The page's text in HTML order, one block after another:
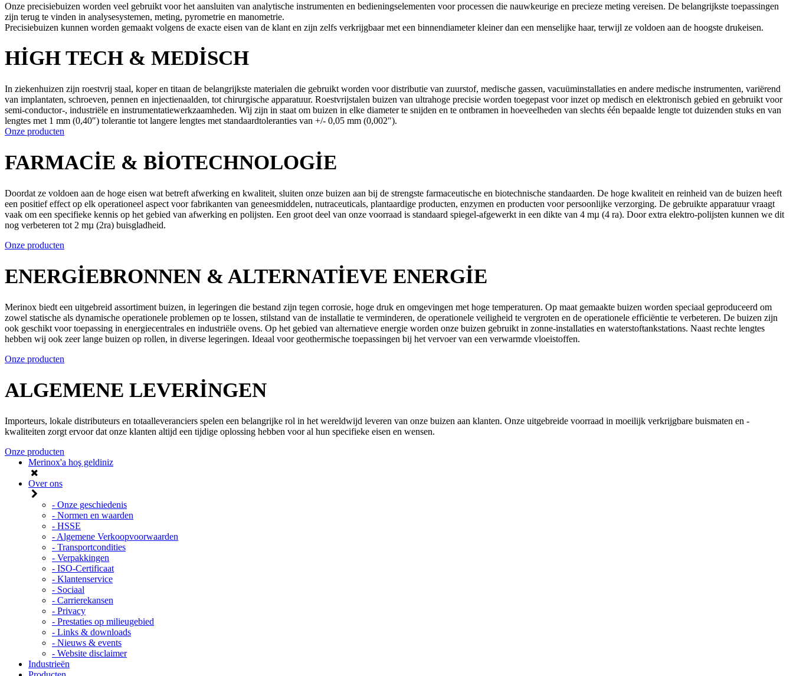
Onze precisiebuizen worden veel gebruikt voor het aansluiten van analytische instrumenten en bedieningselementen voor processen die nauwkeurige en precieze meting vereisen. De belangrijkste toepassingen
zijn terug te vinden in analysesystemen, meting, pyrometrie en manometrie.
Precisiebuizen kunnen worden gemaakt volgens de exacte eisen van de klant en zijn zelfs verkrijgbaar met een binnendiameter kleiner dan een menselijke haar, terwijl ze voldoen aan de hoogste drukeisen.
HIGH TECH & MEDISCH
In ziekenhuizen zijn roestvrij staal, koper en titaan de belangrijkste materialen die gebruikt worden voor distributie van zuurstof, medische gassen, vacuüminstallaties en andere medische instrumenten, variërend
van implantaten, schroeven, pennen en injectienaalden, tot chirurgische apparatuur. Roestvrijstalen buizen van ultrahoge precisie worden toegepast voor inzet op medisch en elektronisch gebied en gebruikt voor
semi-conductor-, industriële en instrumentatiewerkzaamheden. Wij zijn in staat om buizen in elke diameter te snijden en te ontbramen in hoeveelheden van slechts één bepaalde lengte tot duizenden stuks en van
lengtes met 1 mm (0,40″) tolerantie tot langere lengtes met standaardtoleranties van +/- 0,05 mm (0,002″).
Onze producten
FARMACIE & BIOTECHNOLOGIE
Doordat ze voldoen aan de hoge eisen wat betreft afwerking en kwaliteit, sluiten onze buizen aan bij de strengste farmaceutische en biotechnische standaarden. De hoge kwaliteit en reinheid van de buizen heeft
een positief effect op elk operationeel aspect voor fabrikanten van geneesmiddelen, nutraceuticals, plantaardige producten, enzymen en producten voor persoonlijke verzorging. De gebruikte apparatuur vraagt
vaak om een specifieke kennis op het gebied van afwerking en polijsten. Een groot deel van onze voorraad is standaard spiegel-afgewerkt in een dikte van 4 mµ (4 ra). Door extra elektro-polijsten kunnen we dit
nog verbeteren tot 2 mµ (2ra) buisgladheid.
Onze producten
ENERGIEBRONNEN & ALTERNATIEVE ENERGIE
Merinox biedt een uitgebreid assortiment buizen, in legeringen die bestand zijn tegen corrosie, hoge druk en omgevingen met hoge temperaturen. Op maat gemaakte buizen worden speciaal geproduceerd om
zowel statische als dynamische operationele problemen op te lossen, stilstand van de installatie te verminderen, de operationele veiligheid te vergroten en de operationele efficiëntie te verbeteren. De buizen zijn
ook geschikt voor toepassing in energiecentrales en industriële ovens. Op het gebied van alternatieve energie worden onze buizen gebruikt in zonne-installaties en waterstoftankstations. Naast rechte lengtes
hebben wij ook zeer lange buizen op rollen, in diverse legeringen. Ideaal voor geothermische toepassingen bij het vervoer van een verwarmde vloeistoffen.
Onze producten
ALGEMENE LEVERINGEN
Importeurs, lokale distributeurs en totaalleveranciers spelen een belangrijke rol in het wereldwijd leveren van onze buizen aan klanten. Onze uitgebreide voorraad in moeilijk verkrijgbare buismaten en -
kwaliteiten zorgt ervoor dat onze klanten altijd een tijdige oplossing hebben voor al hun specifieke eisen en wensen.
Onze producten
Merinox'a hoş geldiniz
Over ons
- Onze geschiedenis
- Normen en waarden
- HSSE
- Algemene Verkoopvoorwaarden
- Transportcondities
- Verpakkingen
- ISO-Certificaat
- Klantenservice
- Sociaal
- Carrierekansen
- Privacy
- Prestaties op milieugebied
- Links & downloads
- Nieuws & events
- Website disclaimer
Industrieën